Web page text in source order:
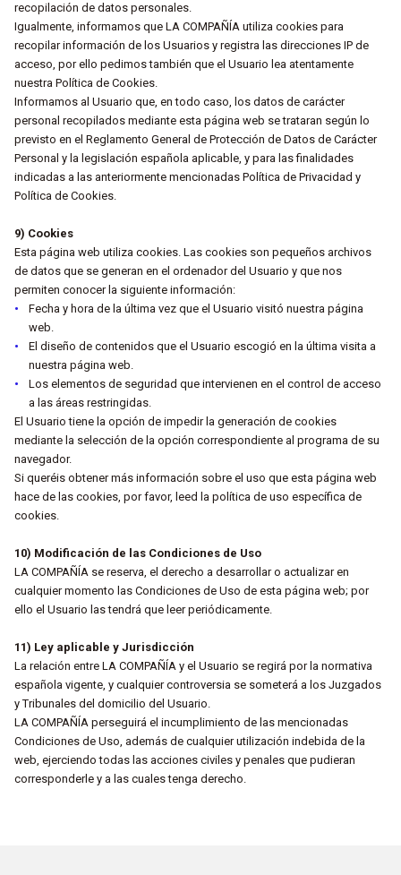
recopilación de datos personales.
Igualmente, informamos que LA COMPAÑÍA utiliza cookies para
recopilar información de los Usuarios y registra las direcciones IP de
acceso, por ello pedimos también que el Usuario lea atentamente
nuestra Política de Cookies.
Informamos al Usuario que, en todo caso, los datos de carácter
personal recopilados mediante esta página web se trataran según lo
previsto en el Reglamento General de Protección de Datos de Carácter
Personal y la legislación española aplicable, y para las finalidades
indicadas a las anteriormente mencionadas Política de Privacidad y
Política de Cookies.
9) Cookies
Esta página web utiliza cookies. Las cookies son pequeños archivos
de datos que se generan en el ordenador del Usuario y que nos
permiten conocer la siguiente información:
Fecha y hora de la última vez que el Usuario visitó nuestra página
web.
El diseño de contenidos que el Usuario escogió en la última visita a
nuestra página web.
Los elementos de seguridad que intervienen en el control de acceso
a las áreas restringidas.
El Usuario tiene la opción de impedir la generación de cookies
mediante la selección de la opción correspondiente al programa de su
navegador.
Si queréis obtener más información sobre el uso que esta página web
hace de las cookies, por favor, leed la política de uso específica de
cookies.
10) Modificación de las Condiciones de Uso
LA COMPAÑÍA se reserva, el derecho a desarrollar o actualizar en
cualquier momento las Condiciones de Uso de esta página web; por
ello el Usuario las tendrá que leer periódicamente.
11) Ley aplicable y Jurisdicción
La relación entre LA COMPAÑÍA y el Usuario se regirá por la normativa
española vigente, y cualquier controversia se someterá a los Juzgados
y Tribunales del domicilio del Usuario.
LA COMPAÑÍA perseguirá el incumplimiento de las mencionadas
Condiciones de Uso, además de cualquier utilización indebida de la
web, ejerciendo todas las acciones civiles y penales que pudieran
corresponderle y a las cuales tenga derecho.